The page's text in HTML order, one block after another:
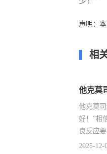
声明：
相
他克莫
他克莫
好！”相
良反应
2025-12-